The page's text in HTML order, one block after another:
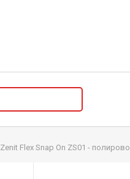
Zenit Flex Snap On ZS01 -